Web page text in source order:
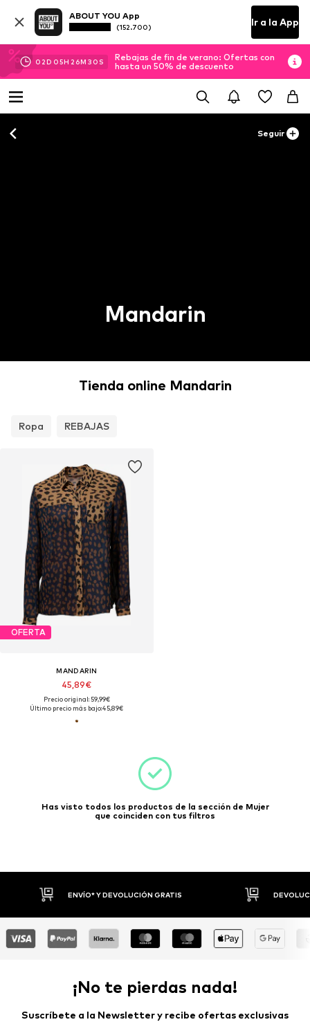
ABOUT YOU App
(152.700) Ir a la App
02D 05H 26M 29 S
Rebajas de fin de verano: Ofertas con
hasta un 50% de descuento
Seguir
Mandarin
Tienda online Mandarin
Ropa REBAJAS
OFERTA
MANDARIN
45,89€
Precio original: 59,99€
Último precio más bajo:45,89€
Has visto todos los productos de la sección de Mujer
que coinciden con tus filtros
ENVÍO* Y DEVOLUCIÓN GRATIS
¡No te pierdas nada!
Suscríbete a la Newsletter y recibe ofertas exclusivas